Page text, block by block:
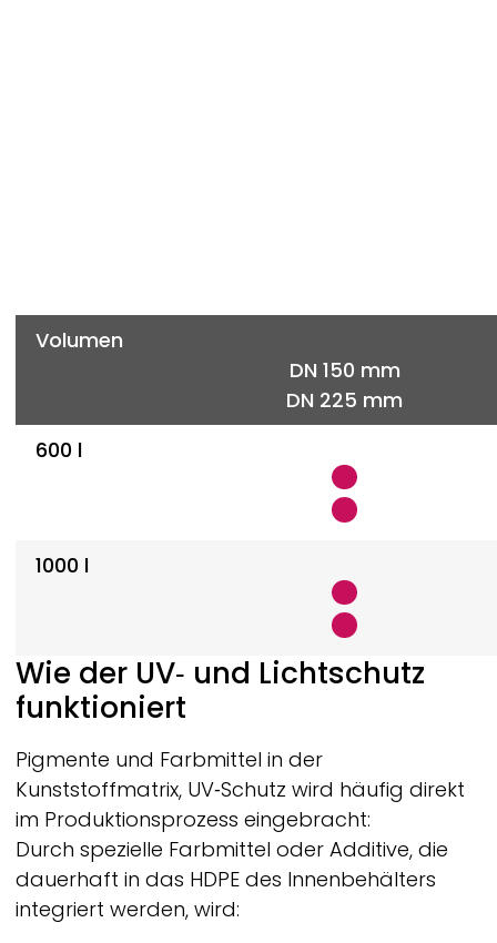
Volumen
DN 150 mm
DN 225 mm
600 l
1000 l
Wie der UV‑ und Lichtschutz
funktioniert
Pigmente und Farbmittel in der
Kunststoffmatrix, UV‑Schutz wird häufig direkt
im Produktionsprozess eingebracht:
Durch spezielle Farbmittel oder Additive, die
dauerhaft in das HDPE des Innenbehälters
integriert werden, wird: